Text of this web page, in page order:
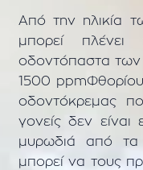
Από την ηλικία
μπορεί
οδοντόπαστα των
1500
οδοντόκρεμας
γονείς δεν είναι
μυρωδιά από τα
μπορεί να τους